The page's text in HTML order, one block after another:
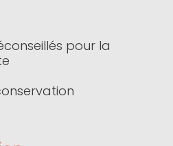
pour la